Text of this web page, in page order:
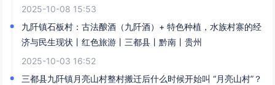
2025-10-08 15:53
九阡镇石板村：古法酿酒（九阡酒）+ 特色种植，水族村寨的经
济与民生现状丨红色旅游丨三都县丨黔南丨贵州
2025-10-03 16:52
三都县九阡镇月亮山村整村搬迁后什么时候开始叫 “月亮山村”？